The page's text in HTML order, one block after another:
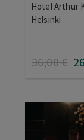
tuotteesta:
4.00/ 5
Hotel Arthur
Helsinki
36,00€ 26